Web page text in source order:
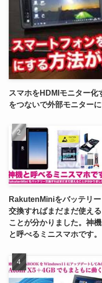
スマホをHDMIモニター
をつないで外部モニター
RakutenMiniをバッテリー
交換すればまだまだ使える
ことが分かりました。神機
と呼べるミニスマホです。